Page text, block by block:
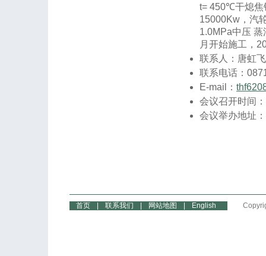
t= 450℃干熄焦
15000Kw，汽
1.0MPa中压
月开始施工，
联系人：唐虹飞
联系电话：
E-mail：
会议召开时间
会议举办地址
首页 联系我们 网站地图 English